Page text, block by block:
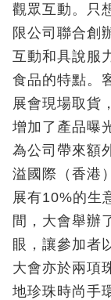
觀眾互動。只
限公司聯合創
互動和具說服
食品的特點。
展會現場取貨
增加了產品曝
為公司帶來額
溢國際（香港
展有10%的生
間，大會舉辦
眼，讓參加者
大會亦於兩項
地珍珠時尚手